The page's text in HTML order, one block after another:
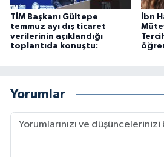
TİM Başkanı Gültepe
temmuz ayı dış ticaret
verilerinin açıklandığı
toplantıda konuştu:
İbn
Yorumlar